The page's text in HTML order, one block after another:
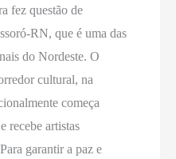
fez questão de
RN, que é uma das
do Nordeste. O
cultural, na
começa
recebe artistas
garantir a paz e